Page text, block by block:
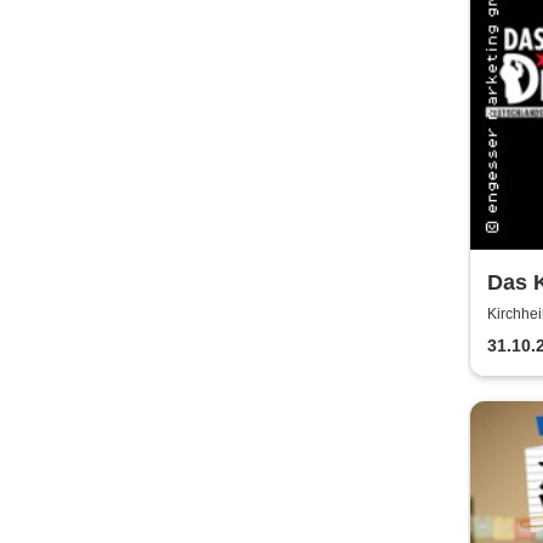
Das